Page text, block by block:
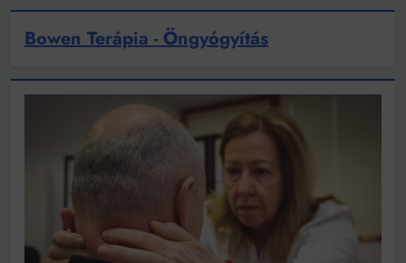
Bowen Terápia - Öngyógyítás